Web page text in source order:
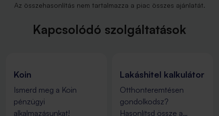
Az összehasonlítás nem tartalmazza a piac összes ajánlatát.
Kapcsolódó szolgáltatások
Koin
Ismerd meg a Koin
pénzügyi
alkalmazásunkat!
Lakáshitel kalkulátor
Otthonteremtésen
gondolkodsz?
Hasonlítsd össze a